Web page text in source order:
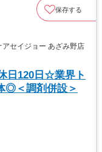
保存する
セイジョー あざみ野店
日120日☆業界ト
◎＜調剤併設＞